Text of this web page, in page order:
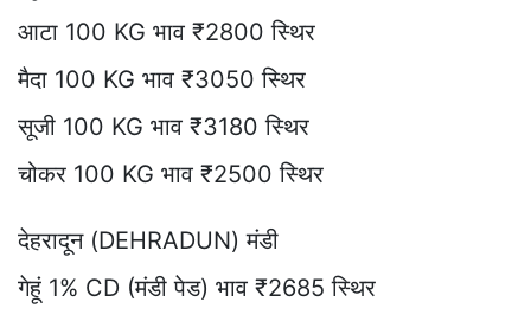
आटा 100 KG भाव ₹2800 स्थिर
मैदा 100 KG भाव ₹3050 स्थिर
सूजी 100 KG भाव ₹3180 स्थिर
चोकर 100 KG भाव ₹2500 स्थिर
देहरादून (DEHRADUN) मंडी
गेहूं 1% CD (मंडी पेड) भाव ₹2685 स्थिर